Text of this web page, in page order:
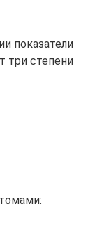
показатели
три степени